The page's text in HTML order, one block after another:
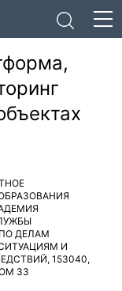
ДЕЛАМ
И
, 153040,
33